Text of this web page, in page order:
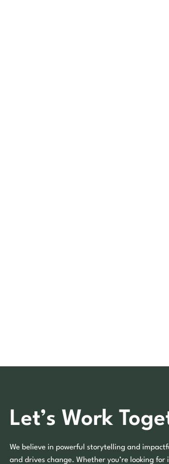
Let’s Work
We believe in powerful storytelling and
and drives change. Whether you’re looking